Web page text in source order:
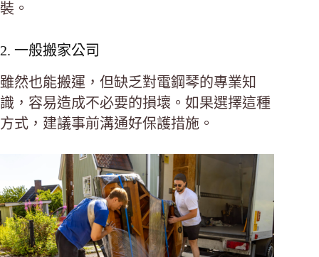
裝。
2. 一般搬家公司
雖然也能搬運，但缺乏對電鋼琴的專業知
識，容易造成不必要的損壞。如果選擇這種
方式，建議事前溝通好保護措施。